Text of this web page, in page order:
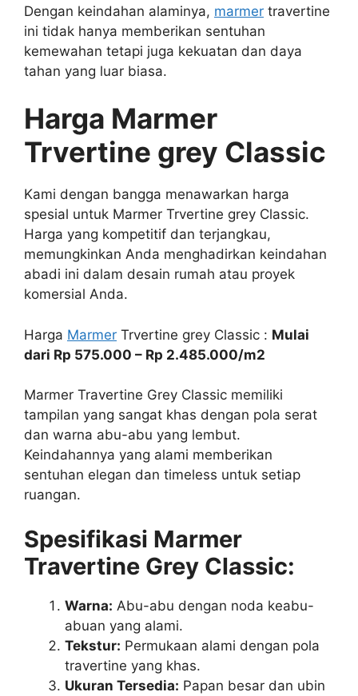
Dengan keindahan alaminya, marmer travertine
ini tidak hanya memberikan sentuhan
kemewahan tetapi juga kekuatan dan daya
tahan yang luar biasa.
Harga Marmer
Trvertine grey Classic
Kami dengan bangga menawarkan harga
spesial untuk Marmer Trvertine grey Classic.
Harga yang kompetitif dan terjangkau,
memungkinkan Anda menghadirkan keindahan
abadi ini dalam desain rumah atau proyek
komersial Anda.
Harga Marmer Trvertine grey Classic : Mulai
dari Rp 575.000 – Rp 2.485.000/m2
Marmer Travertine Grey Classic memiliki
tampilan yang sangat khas dengan pola serat
dan warna abu-abu yang lembut.
Keindahannya yang alami memberikan
sentuhan elegan dan timeless untuk setiap
ruangan.
Spesifikasi Marmer
Travertine Grey Classic:
Warna: Abu-abu dengan noda keabu-
abuan yang alami.
Tekstur: Permukaan alami dengan pola
travertine yang khas.
Ukuran Tersedia: Papan besar dan ubin